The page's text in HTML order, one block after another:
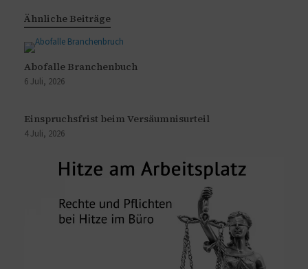
Ähnliche Beiträge
Abofalle Branchenbuch
6 Juli, 2026
Einspruchsfrist beim Versäumnisurteil
4 Juli, 2026